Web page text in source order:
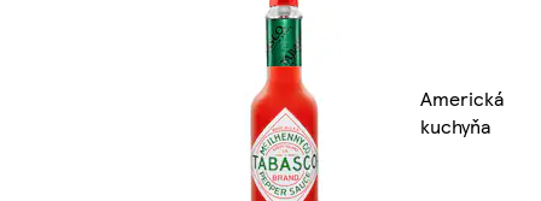
Americká
kuchyňa